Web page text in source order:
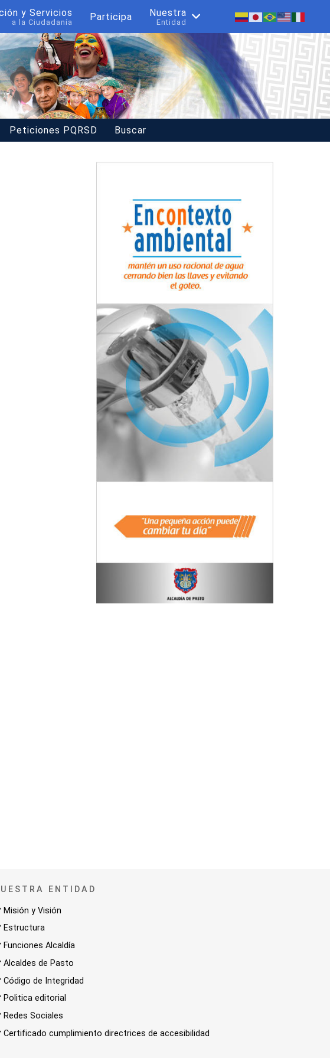
y Servicios
a la Ciudadanía Participa Nuestra
Entidad
Peticiones PQRSD Buscar
ENTIDAD
Misión y Visión
Estructura
Funciones Alcaldía
Alcaldes de Pasto
Código de Integridad
Politica editorial
Redes Sociales
Certificado cumplimiento directrices de accesibilidad